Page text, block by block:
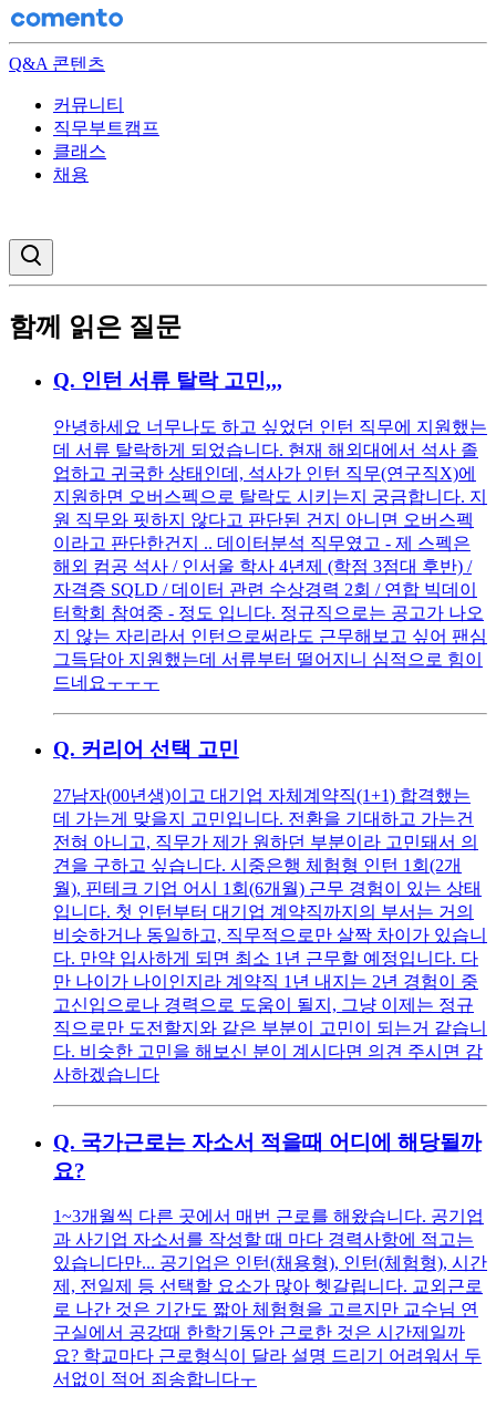
Q&A 콘텐츠
커뮤니티
직무부트캠프
클래스
채용
함께 읽은 질문
Q. 인턴 서류 탈락 고민,,,
안녕하세요 너무나도 하고 싶었던 인턴 직무에 지원했는
데 서류 탈락하게 되었습니다. 현재 해외대에서 석사 졸
업하고 귀국한 상태인데, 석사가 인턴 직무(연구직X)에
지원하면 오버스펙으로 탈락도 시키는지 궁금합니다. 지
원 직무와 핏하지 않다고 판단된 건지 아니면 오버스펙
이라고 판단한건지 .. 데이터분석 직무였고 - 제 스펙은
해외 컴공 석사 / 인서울 학사 4년제 (학점 3점대 후반) /
자격증 SQLD / 데이터 관련 수상경력 2회 / 연합 빅데이
터학회 참여중 - 정도 입니다. 정규직으로는 공고가 나오
지 않는 자리라서 인턴으로써라도 근무해보고 싶어 팬심
그득담아 지원했는데 서류부터 떨어지니 심적으로 힘이
드네요ㅜㅜㅜ
Q. 커리어 선택 고민
27남자(00년생)이고 대기업 자체계약직(1+1) 합격했는
데 가는게 맞을지 고민입니다. 전환을 기대하고 가는건
전혀 아니고, 직무가 제가 원하던 부분이라 고민돼서 의
견을 구하고 싶습니다. 시중은행 체험형 인턴 1회(2개
월), 핀테크 기업 어시 1회(6개월) 근무 경험이 있는 상태
입니다. 첫 인턴부터 대기업 계약직까지의 부서는 거의
비슷하거나 동일하고, 직무적으로만 살짝 차이가 있습니
다. 만약 입사하게 되면 최소 1년 근무할 예정입니다. 다
만 나이가 나이인지라 계약직 1년 내지는 2년 경험이 중
고신입으로나 경력으로 도움이 될지, 그냥 이제는 정규
직으로만 도전할지와 같은 부분이 고민이 되는거 같습니
다. 비슷한 고민을 해보신 분이 계시다면 의견 주시면 감
사하겠습니다
Q. 국가근로는 자소서 적을때 어디에 해당될까
요?
1~3개월씩 다른 곳에서 매번 근로를 해왔습니다. 공기업
과 사기업 자소서를 작성할 때 마다 경력사항에 적고는
있습니다만... 공기업은 인턴(채용형), 인턴(체험형), 시간
제, 전일제 등 선택할 요소가 많아 헷갈립니다. 교외근로
로 나간 것은 기간도 짧아 체험형을 고르지만 교수님 연
구실에서 공강때 한학기동안 근로한 것은 시간제일까
요? 학교마다 근로형식이 달라 설명 드리기 어려워서 두
서없이 적어 죄송합니다ㅜ